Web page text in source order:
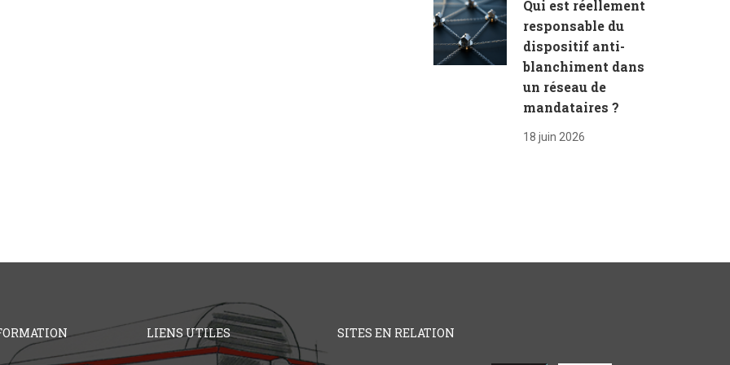
Qui est réellement
responsable du
dispositif anti-
blanchiment dans
un réseau de
mandataires ?
18 juin 2026
LIENS UTILES SITES EN RELATION